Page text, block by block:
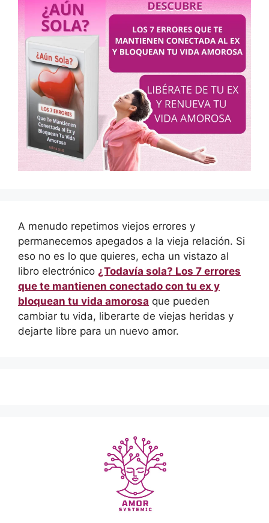
A menudo repetimos viejos errores y
permanecemos apegados a la vieja relación. Si
eso no es lo que quieres, echa un vistazo al
libro electrónico ¿Todavía sola? Los 7 errores
que te mantienen conectado con tu ex y
bloquean tu vida amorosa que pueden
cambiar tu vida, liberarte de viejas heridas y
dejarte libre para un nuevo amor.